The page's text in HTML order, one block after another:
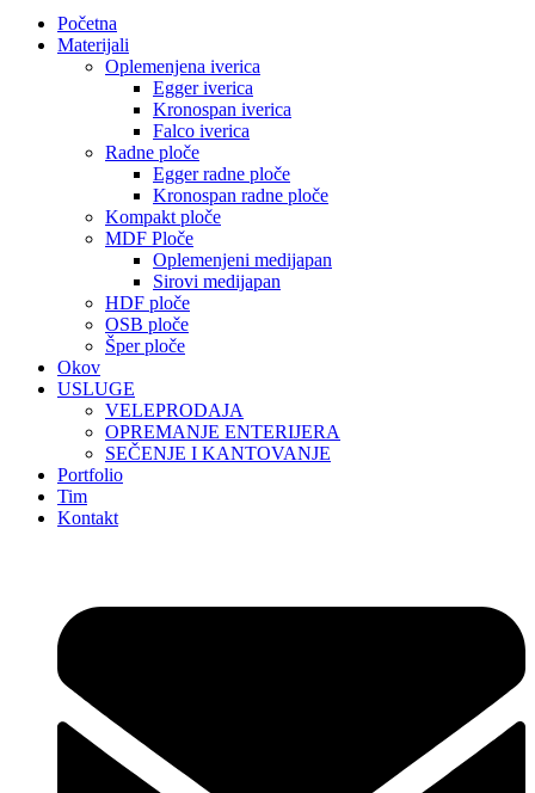
Početna
Materijali
Oplemenjena iverica
Egger iverica
Kronospan iverica
Falco iverica
Radne ploče
Egger radne ploče
Kronospan radne ploče
Kompakt ploče
MDF Ploče
Oplemenjeni medijapan
Sirovi medijapan
HDF ploče
OSB ploče
Šper ploče
Okov
USLUGE
VELEPRODAJA
OPREMANJE ENTERIJERA
SEČENJE I KANTOVANJE
Portfolio
Tim
Kontakt